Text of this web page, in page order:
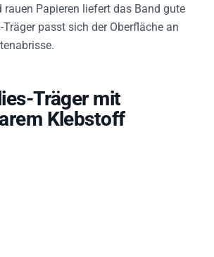
rauen Papieren liefert das Band gute
passt sich der Oberfläche an
Träger mit
Klebstoff